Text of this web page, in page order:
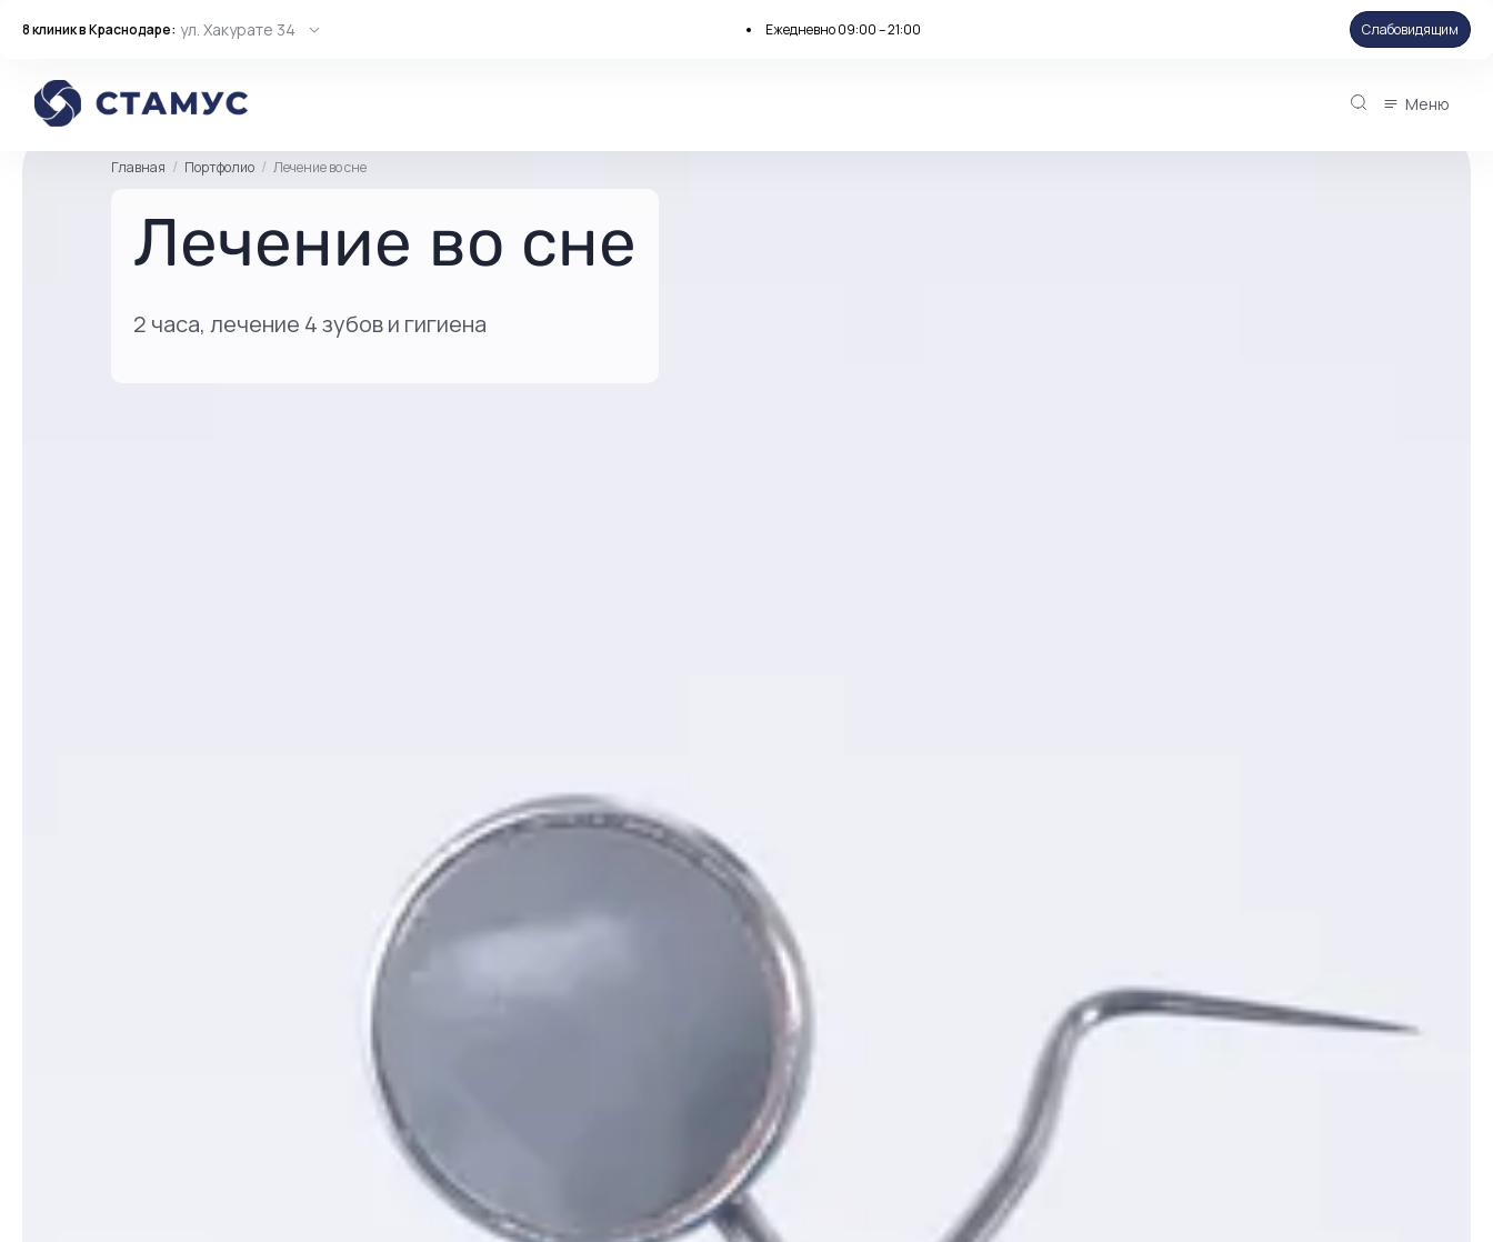
8 клиник в Краснодаре: ул. Хакурате 34 Ежедневно 09:00 – 21:00 Слабовидящим
Меню
Главная Портфолио Лечение во сне
Лечение во сне
2 часа, лечение 4 зубов и гигиена